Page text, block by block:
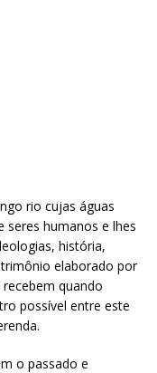
rio cujas águas
seres humanos e lhes
história,
elaborado por
quando
possível entre este
o passado e